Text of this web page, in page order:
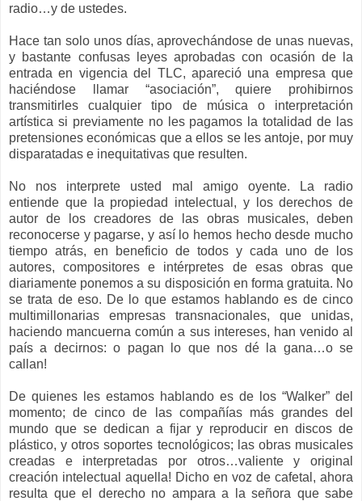
radio…y de ustedes.
Hace tan solo unos días, aprovechándose de unas nuevas,
y bastante confusas leyes aprobadas con ocasión de la
entrada en vigencia del TLC, apareció una empresa que
haciéndose llamar “asociación”, quiere prohibirnos
transmitirles cualquier tipo de música o interpretación
artística si previamente no les pagamos la totalidad de las
pretensiones económicas que a ellos se les antoje, por muy
disparatadas e inequitativas que resulten.
No nos interprete usted mal amigo oyente. La radio
entiende que la propiedad intelectual, y los derechos de
autor de los creadores de las obras musicales, deben
reconocerse y pagarse, y así lo hemos hecho desde mucho
tiempo atrás, en beneficio de todos y cada uno de los
autores, compositores e intérpretes de esas obras que
diariamente ponemos a su disposición en forma gratuita. No
se trata de eso. De lo que estamos hablando es de cinco
multimillonarias empresas transnacionales, que unidas,
haciendo mancuerna común a sus intereses, han venido al
país a decirnos: o pagan lo que nos dé la gana…o se
callan!
De quienes les estamos hablando es de los “Walker” del
momento; de cinco de las compañías más grandes del
mundo que se dedican a fijar y reproducir en discos de
plástico, y otros soportes tecnológicos; las obras musicales
creadas e interpretadas por otros…valiente y original
creación intelectual aquella! Dicho en voz de cafetal, ahora
resulta que el derecho no ampara a la señora que sabe